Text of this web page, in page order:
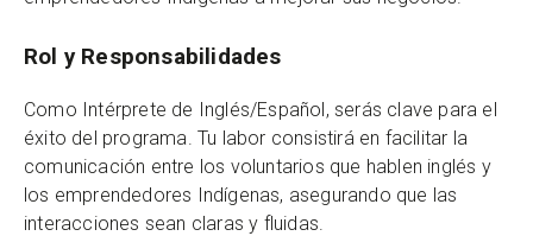
Rol y Responsabilidades
Como Intérprete de Inglés/Español, serás clave para el
éxito del programa. Tu labor consistirá en facilitar la
comunicación entre los voluntarios que hablen inglés y
los emprendedores Indígenas, asegurando que las
interacciones sean claras y fluidas.